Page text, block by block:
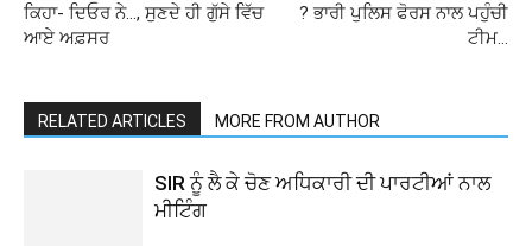
ਕਿਹਾ- ਦਿਓਰ ਨੇ…, ਸੁਣਦੇ ਹੀ ਗੁੱਸੇ ਵਿੱਚ
ਆਏ ਅਫ਼ਸਰ
? ਭਾਰੀ ਪੁਲਿਸ ਫੋਰਸ ਨਾਲ ਪਹੁੰਚੀ
ਟੀਮ…
RELATED ARTICLES MORE FROM AUTHOR
SIR ਨੂੰ ਲੈ ਕੇ ਚੋਣ ਅਧਿਕਾਰੀ ਦੀ ਪਾਰਟੀਆਂ ਨਾਲ
ਮੀਟਿੰਗ